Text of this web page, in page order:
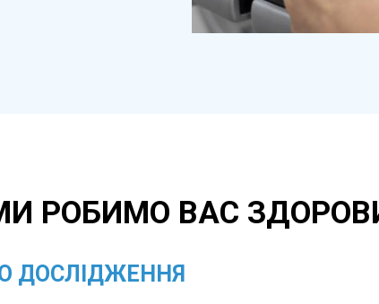
РОБИМО ВАС
ДОСЛІДЖЕННЯ